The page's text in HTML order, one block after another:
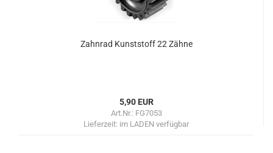
Zahnrad Kunststoff 22 Zähne
5,90 EUR
Art.Nr.: FG7053
Lieferzeit: im LADEN verfügbar